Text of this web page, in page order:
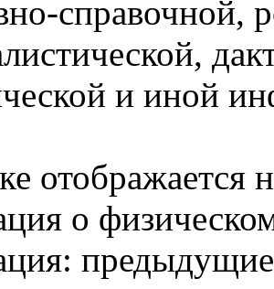
справочной,
и иной
отображается
о